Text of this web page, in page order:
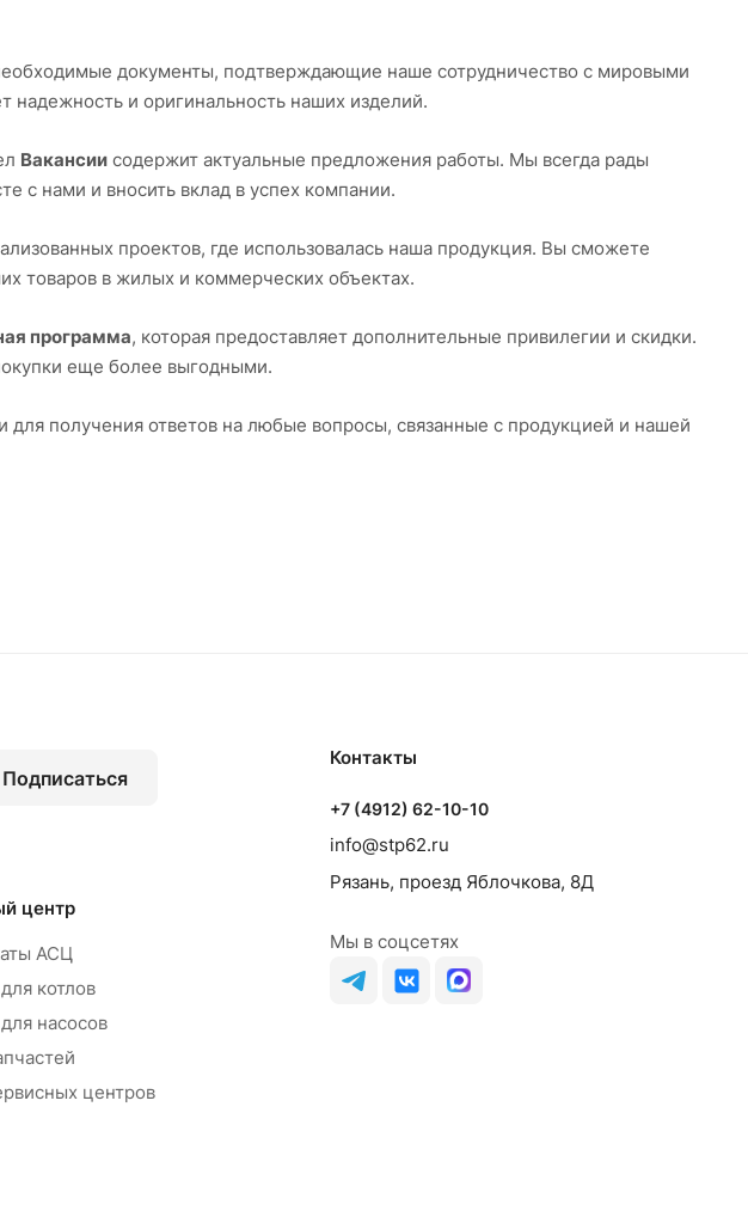
документы, подтверждающие наше сотрудничество с мировыми
надежность и оригинальность наших изделий.
Вакансии содержит актуальные предложения работы. Мы всегда рады
с нами и вносить вклад в успех компании.
проектов, где использовалась наша продукция. Вы сможете
товаров в жилых и коммерческих объектах.
программа, которая предоставляет дополнительные привилегии и скидки.
еще более выгодными.
получения ответов на любые вопросы, связанные с продукцией и нашей
Подписаться
центр
АСЦ
котлов
насосов
центров
Контакты
+7 (4912) 62-10-10
info@stp62.ru
Рязань, проезд Яблочкова, 8Д
Мы в соцсетях